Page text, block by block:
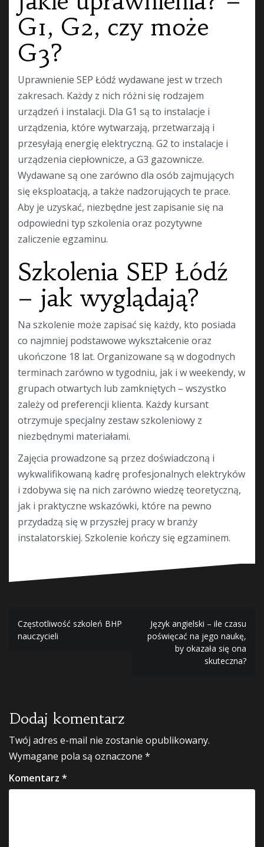
G1, G2, czy może
G3?
Uprawnienie SEP Łódź wydawane jest w trzech
zakresach. Każdy z nich różni się rodzajem
urządzeń i instalacji. Dla G1 są to instalacje i
urządzenia, które wytwarzają, przetwarzają i
przesyłają energię elektryczną. G2 to instalacje i
urządzenia ciepłownicze, a G3 gazownicze.
Wydawane są one zarówno dla osób zajmujących
się eksploatacją, a także nadzorujących te prace.
Aby je uzyskać, niezbędne jest zapisanie się na
odpowiedni typ szkolenia oraz pozytywne
zaliczenie egzaminu.
Szkolenia SEP Łódź
– jak wyglądają?
Na szkolenie może zapisać się każdy, kto posiada
co najmniej podstawowe wykształcenie oraz
ukończone 18 lat. Organizowane są w dogodnych
terminach zarówno w tygodniu, jak i w weekendy, w
grupach otwartych lub zamkniętych – wszystko
zależy od preferencji klienta. Każdy kursant
otrzymuje specjalny zestaw szkoleniowy z
niezbędnymi materiałami.
Zajęcia prowadzone są przez doświadczoną i
wykwalifikowaną kadrę profesjonalnych elektryków
i zdobywa się na nich zarówno wiedzę teoretyczną,
jak i praktyczne wskazówki, które na pewno
przydadzą się w przyszłej pracy w branży
instalatorskiej. Szkolenie kończy się egzaminem.
Nawigacja
wpisu
Częstotliwość szkoleń BHP
nauczycieli
Język angielski – ile czasu
poświęcać na jego naukę,
by okazała się ona
skuteczna?
Dodaj komentarz
Twój adres e-mail nie zostanie opublikowany.
Wymagane pola są oznaczone *
Komentarz *